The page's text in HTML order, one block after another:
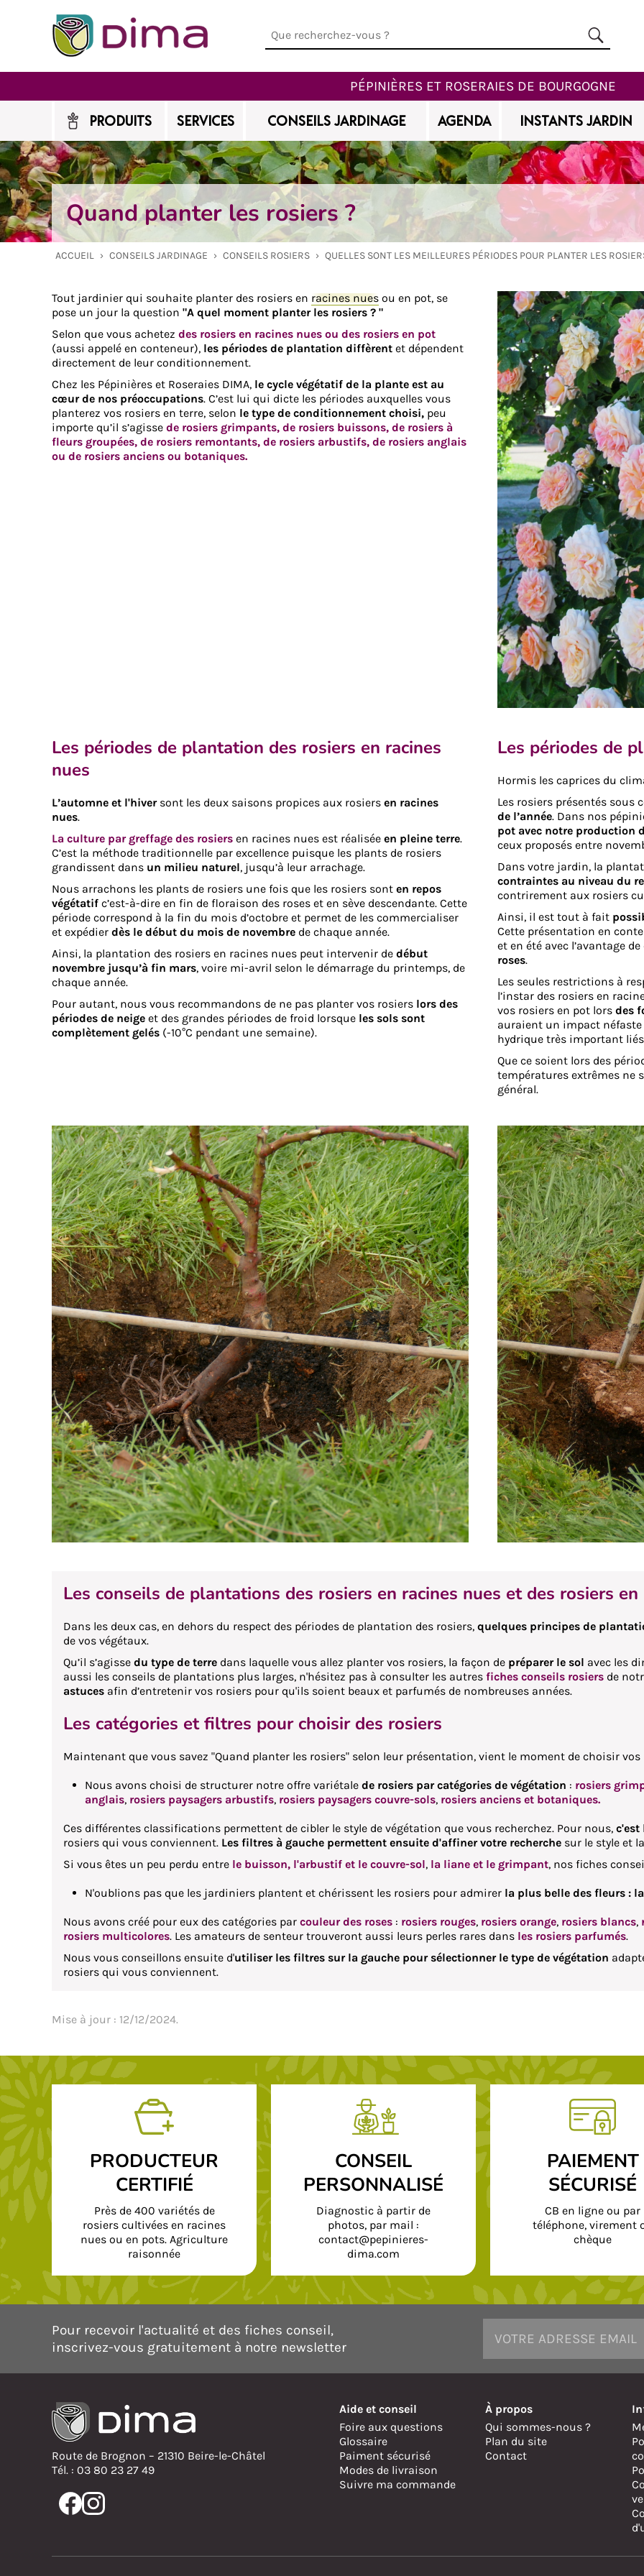
PÉPINIÈRES ET ROSERAIES DE BOURGOGNE
PRODUITS SERVICES CONSEILS JARDINAGE AGENDA INSTANTS JARDIN
Quand planter les rosiers ?
ACCUEIL › CONSEILS JARDINAGE › CONSEILS ROSIERS › QUELLES SONT LES MEILLEURES PÉRIODES POUR PLANTER LES
Tout jardinier qui souhaite planter des rosiers en racines nues ou en pot, se
pose un jour la question "A quel moment planter les rosiers ? "
Selon que vous achetez des rosiers en racines nues ou des rosiers en pot
(aussi appelé en conteneur), les périodes de plantation diffèrent et dépendent
directement de leur conditionnement.
Chez les Pépinières et Roseraies DIMA, le cycle végétatif de la plante est au
cœur de nos préoccupations. C’est lui qui dicte les périodes auxquelles vous
planterez vos rosiers en terre, selon le type de conditionnement choisi, peu
importe qu’il s’agisse de rosiers grimpants, de rosiers buissons, de rosiers à
fleurs groupées, de rosiers remontants, de rosiers arbustifs, de rosiers anglais
ou de rosiers anciens ou botaniques.
Les périodes de plantation des rosiers en racines
nues
L’automne et l'hiver sont les deux saisons propices aux rosiers en racines
nues.
La culture par greffage des rosiers en racines nues est réalisée en pleine terre.
C’est la méthode traditionnelle par excellence puisque les plants de rosiers
grandissent dans un milieu naturel, jusqu’à leur arrachage.
Nous arrachons les plants de rosiers une fois que les rosiers sont en repos
végétatif c’est-à-dire en fin de floraison des roses et en sève descendante. Cette
période correspond à la fin du mois d’octobre et permet de les commercialiser
et expédier dès le début du mois de novembre de chaque année.
Ainsi, la plantation des rosiers en racines nues peut intervenir de début
novembre jusqu’à fin mars, voire mi-avril selon le démarrage du printemps, de
chaque année.
Pour autant, nous vous recommandons de ne pas planter vos rosiers lors des
périodes de neige et des grandes périodes de froid lorsque les sols sont
complètement gelés (-10°C pendant une semaine).
Les périodes de
Hormis les caprices du
Les rosiers présentés
de l’année. Dans nos
pot avec notre production
ceux proposés entre
Dans votre jardin, la
contraintes au niveau du
contrirement aux rosiers
Ainsi, il est tout à fait
Cette présentation en
et en été avec l’avantage
roses.
Les seules restrictions à
l’instar des rosiers en
vos rosiers en pot lors des
auraient un impact
hydrique très important
Que ce soient lors des
températures extrêmes ne
général.
Les conseils de plantations des rosiers en racines nues et des rosiers
Dans les deux cas, en dehors du respect des périodes de plantation des rosiers, quelques principes de
de vos végétaux.
Qu’il s’agisse du type de terre dans laquelle vous allez planter vos rosiers, la façon de préparer le sol avec les
aussi les conseils de plantations plus larges, n'hésitez pas à consulter les autres fiches conseils rosiers de
astuces afin d’entretenir vos rosiers pour qu'ils soient beaux et parfumés de nombreuses années.
Les catégories et filtres pour choisir des rosiers
Maintenant que vous savez "Quand planter les rosiers" selon leur présentation, vient le moment de choisir vos
Nous avons choisi de structurer notre offre variétale de rosiers par catégories de végétation : rosiers
anglais, rosiers paysagers arbustifs, rosiers paysagers couvre-sols, rosiers anciens et botaniques.
Ces différentes classifications permettent de cibler le style de végétation que vous recherchez. Pour nous, c'est
rosiers qui vous conviennent. Les filtres à gauche permettent ensuite d'affiner votre recherche sur le style et
Si vous êtes un peu perdu entre le buisson, l'arbustif et le couvre-sol, la liane et le grimpant, nos fiches
N'oublions pas que les jardiniers plantent et chérissent les rosiers pour admirer la plus belle des fleurs :
Nous avons créé pour eux des catégories par couleur des roses : rosiers rouges, rosiers orange, rosiers blancs,
rosiers multicolores. Les amateurs de senteur trouveront aussi leurs perles rares dans les rosiers parfumés.
Nous vous conseillons ensuite d'utiliser les filtres sur la gauche pour sélectionner le type de végétation
rosiers qui vous conviennent.
Mise à jour : 12/12/2024.
PRODUCTEUR
CERTIFIÉ
Près de 400 variétés de
rosiers cultivées en racines
nues ou en pots. Agriculture
raisonnée
CONSEIL
PERSONNALISÉ
Diagnostic à partir de
photos, par mail :
contact@pepinieres-
dima.com
PAIEMENT
SÉCURISÉ
CB en ligne ou par
téléphone, virement
chèque
Pour recevoir l'actualité et des fiches conseil,
inscrivez-vous gratuitement à notre newsletter
Route de Brognon – 21310 Beire-le-Châtel
Tél. : 03 80 23 27 49
Aide et conseil
Foire aux questions
Glossaire
Paiment sécurisé
Modes de livraison
Suivre ma commande
À propos
Qui sommes-nous ?
Plan du site
Contact